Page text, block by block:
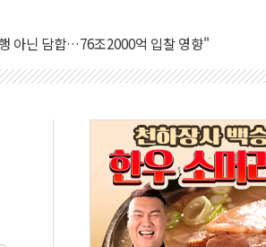
에 넘긴 세라젬…공정위 과징금 4억3200만원
등 '슈퍼을' 5곳 선정...소부장 핵심기업 추가
'다산점' 열어
증명서 발급…7일부터 온라인 대리 신청 가능
회의…중증환자 이송체계 전국 확대 점검
한눈에'…인사처, 공무원 인사제도 안내서 발간
린다…식약처 AI 심사·소방청 119안심콜 영문